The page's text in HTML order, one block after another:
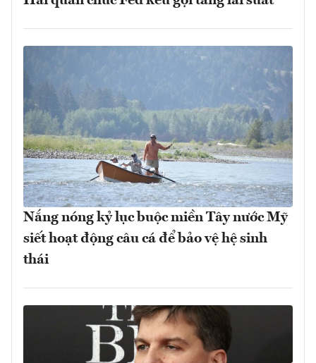
Nắng nóng kỷ lục buộc miền Tây nước Mỹ
siết hoạt động câu cá để bảo vệ hệ sinh
thái